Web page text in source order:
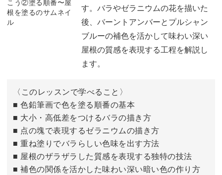
トレースしないで下書きを描く 15:00
す。バラやゼラニウムの花を描いた
後、バーントアンバーとプルシャン
ブルーの補色を活かして味わい深い
屋根の質感を表現する工程を解説し
ます。
〈このレッスンで学べること〉
■ 色鉛筆画で色を塗る順番の基本
■ 大小・高低差をつけるバラの描き方
■ 点の塊で表現するゼラニウムの描き方
■ 重ね塗りでバラらしい色味を出す方法
■ 屋根のザラザラした質感を表現する独特の技法
■ 補色の関係を活かした味わい深い暗い色の作り方